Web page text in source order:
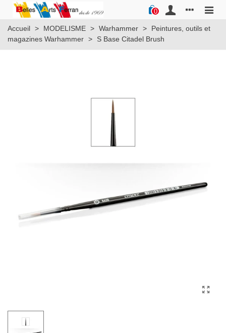
0
Accueil > MODELISME > Warhammer >
Peintures, outils et
magazines Warhammer > S Base Citadel Brush